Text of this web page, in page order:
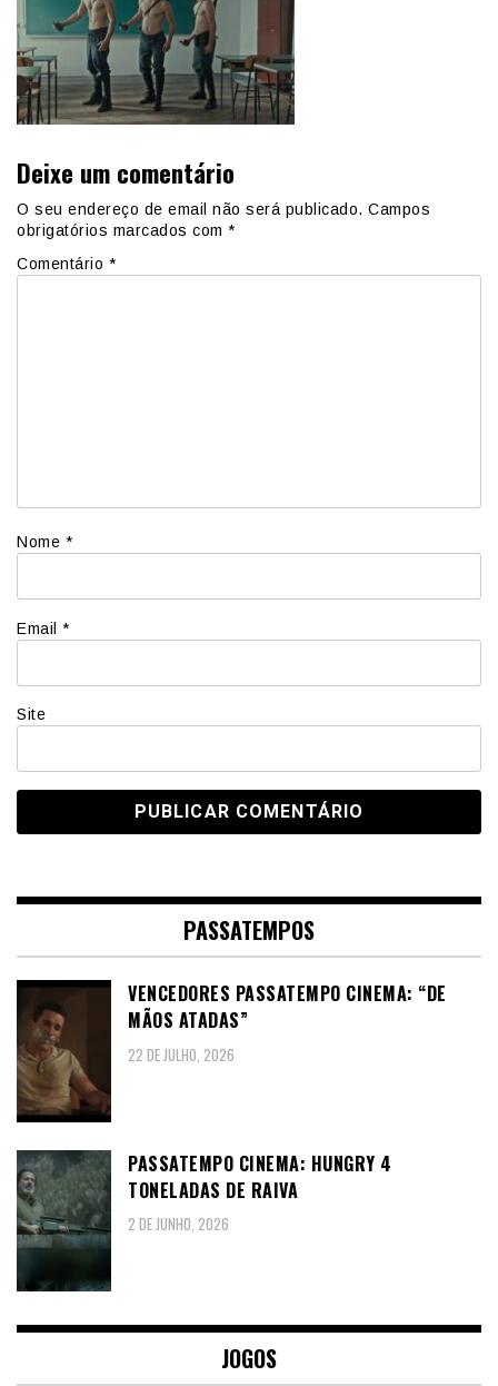
Deixe um comentário
O seu endereço de email não será publicado. Campos
obrigatórios marcados com *
Comentário *
Nome *
Email *
Site
PASSATEMPOS
VENCEDORES PASSATEMPO CINEMA: “DE
MÃOS ATADAS”
22 DE JULHO, 2026
PASSATEMPO CINEMA: HUNGRY 4
TONELADAS DE RAIVA
2 DE JUNHO, 2026
JOGOS